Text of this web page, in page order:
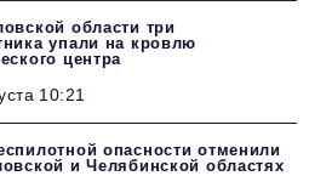
области три
упали на кровлю
центра
10:21
опасности отменили
и Челябинской областях